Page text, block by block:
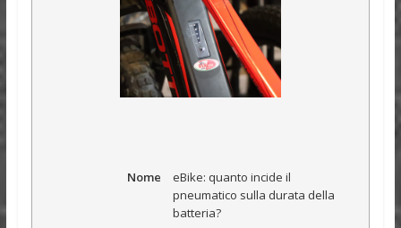
Nome
eBike: quanto incide il
pneumatico sulla durata della
batteria?